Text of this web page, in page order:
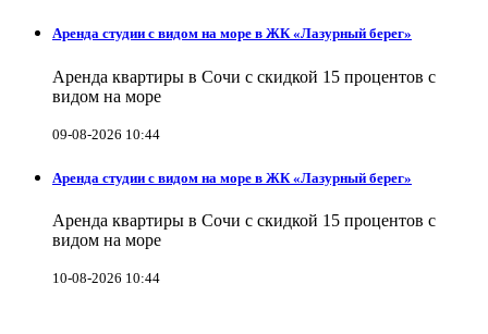
Аренда студии с видом на море в ЖК «Лазурный берег»
Аренда квартиры в Сочи с скидкой 15 процентов с
видом на море
09-08-2026 10:44
Аренда студии с видом на море в ЖК «Лазурный берег»
Аренда квартиры в Сочи с скидкой 15 процентов с
видом на море
10-08-2026 10:44